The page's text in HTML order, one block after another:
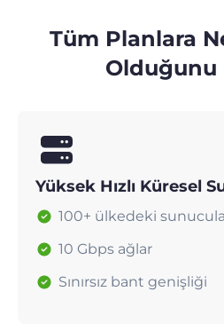
Tüm Planlara
Olduğunu
Yüksek Hızlı Küresel
100+ ülkedeki
10 Gbps ağlar
Sınırsız bant genişliği